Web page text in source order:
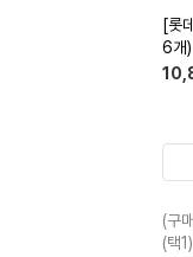
[롯
6개
(구
(택1)